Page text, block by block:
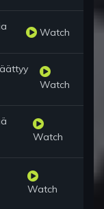
Watch
Watch
Watch
Watch